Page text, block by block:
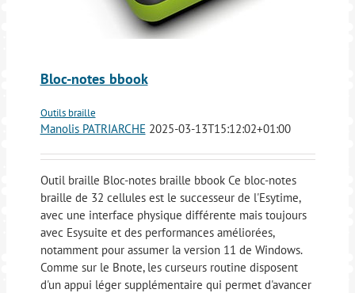
Bloc-notes bbook
Outils braille
Manolis PATRIARCHE 2025-03-13T15:12:02+01:00
Outil braille Bloc-notes braille bbook Ce bloc-notes
braille de 32 cellules est le successeur de l'Esytime,
avec une interface physique différente mais toujours
avec Esysuite et des performances améliorées,
notamment pour assumer la version 11 de Windows.
Comme sur le Bnote, les curseurs routine disposent
d'un appui léger supplémentaire qui permet d'avancer